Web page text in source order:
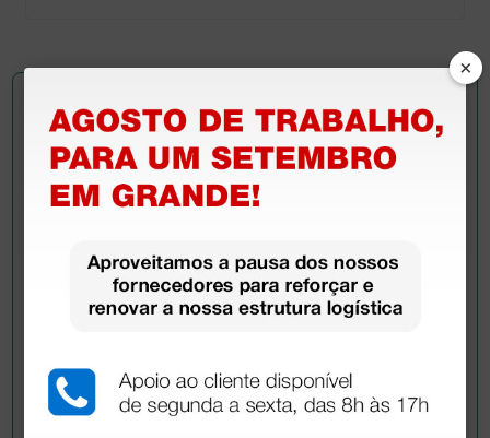
Pergunte a um colega
Ainda tem dúvidas?Necessita de mais
×